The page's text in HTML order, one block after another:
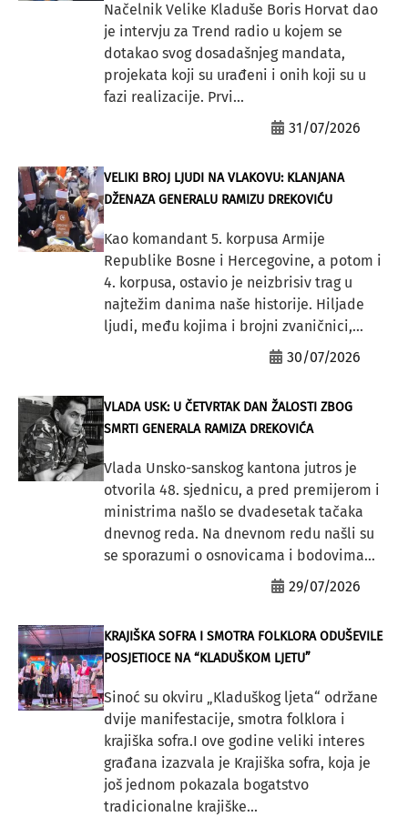
Načelnik Velike Kladuše Boris Horvat dao
je intervju za Trend radio u kojem se
dotakao svog dosadašnjeg mandata,
projekata koji su urađeni i onih koji su u
fazi realizacije. Prvi...
31/07/2026
VELIKI BROJ LJUDI NA VLAKOVU: KLANJANA
DŽENAZA GENERALU RAMIZU DREKOVIĆU
Kao komandant 5. korpusa Armije
Republike Bosne i Hercegovine, a potom i
4. korpusa, ostavio je neizbrisiv trag u
najtežim danima naše historije. Hiljade
ljudi, među kojima i brojni zvaničnici,...
30/07/2026
VLADA USK: U ČETVRTAK DAN ŽALOSTI ZBOG
SMRTI GENERALA RAMIZA DREKOVIĆA
Vlada Unsko-sanskog kantona jutros je
otvorila 48. sjednicu, a pred premijerom i
ministrima našlo se dvadesetak tačaka
dnevnog reda. Na dnevnom redu našli su
se sporazumi o osnovicama i bodovima...
29/07/2026
KRAJIŠKA SOFRA I SMOTRA FOLKLORA ODUŠEVILE
POSJETIOCE NA “KLADUŠKOM LJETU”
Sinoć su okviru „Kladuškog ljeta“ održane
dvije manifestacije, smotra folklora i
krajiška sofra.I ove godine veliki interes
građana izazvala je Krajiška sofra, koja je
još jednom pokazala bogatstvo
tradicionalne krajiške...